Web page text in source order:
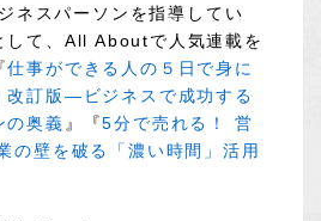
ネスパーソンを指導してい
して、All Aboutで人気連載を
仕事ができる人の５日で身に
改訂版―ビジネスで成功する
の奥義 』『5分で売れる！ 営
の壁を破る「濃い時間」活用